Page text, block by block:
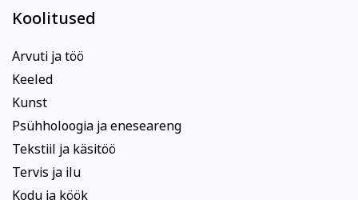
Koolitused
Arvuti ja töö
Keeled
Kunst
Psühholoogia ja eneseareng
Tekstiil ja käsitöö
Tervis ja ilu
Kodu ja köök